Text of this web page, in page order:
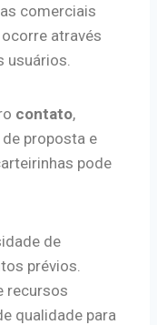
comerciais
através
contato,
proposta e
pode
de
prévios.
recursos
qualidade para